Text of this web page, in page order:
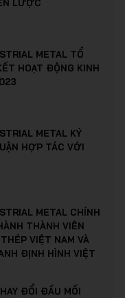
LƯỢC
METAL TỔ
HOẠT ĐỘNG KINH
METAL KÝ
HỢP TÁC VỚI
METAL CHÍNH
THÀNH VIÊN
VIỆT NAM VÀ
ĐỊNH HÌNH VIỆT
ĐỔI ĐẦU MỐI